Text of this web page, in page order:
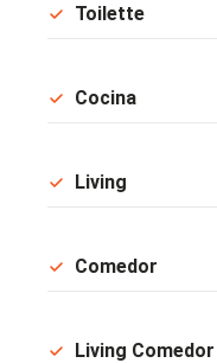
Toilette
Cocina
Living
Comedor
Living Comedor